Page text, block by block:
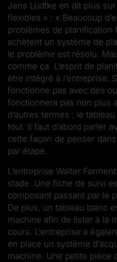
Jens Lüdtke en dit plus sur
flexibles » : « Beaucoup
problèmes de planification
achètent un système de
le problème est résolu.
comme ça. L’esprit de
être intégré à l’entreprise.
fonctionne pas avec des
fonctionnera pas non plus
d’autres termes : le
tout. Il faut d’abord parler
cette façon de penser
par étape.
L’entreprise Walter
stade. Une fiche de suivi
composant passant par le
De plus, un tableau blanc
machine afin de lister à la
cours. L’entreprise a
en place un système
machine. Une petite pièce